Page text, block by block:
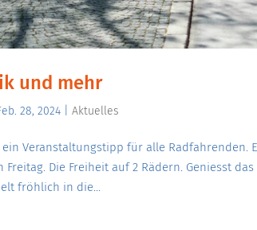
und mehr
28, 2024 |Aktuelles
Veranstaltungstipp für alle Radfahrenden.
Freitag. Die Freiheit auf 2 Rädern. Geniesst
fröhlich in die...